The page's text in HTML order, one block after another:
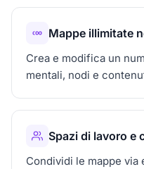
Mappe illimitate
Crea e modifica un
mentali, nodi e
Spazi di lavoro e
Condividi le mappe